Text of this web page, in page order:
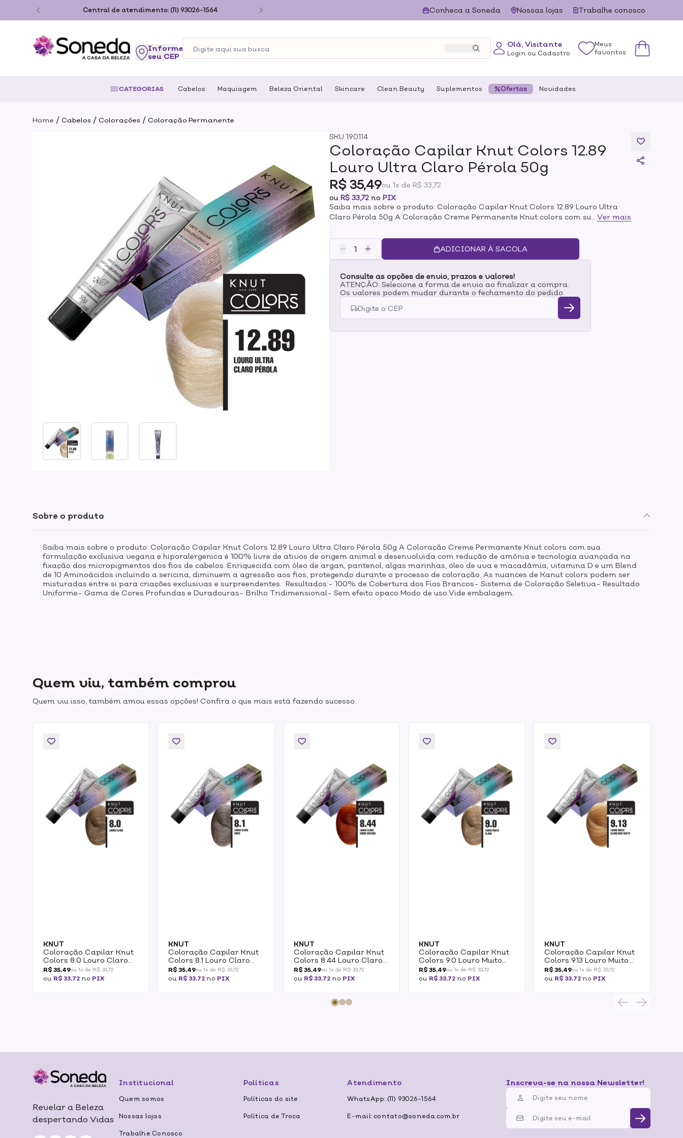
Central de atendimento: (11) 93026-1564 Conheca a Soneda Nossas lojas Trabalhe conosco
seu CEP
Olá, Visitante
Login ou Cadastro
Meus
favoritos
CATEGORIAS Cabelos Maquiagem Beleza Oriental Skincare Clean Beauty Suplementos Ofertas Novidades
Home / Cabelos / Colorações / Coloração Permanente
SKU190114
Coloração Capilar Knut Colors 12.89
Louro Ultra Claro Pérola 50g
R$ 35,49ou 1x de R$ 33,72
ouR$ 33,72 noPIX
Saiba mais sobre o produto: Coloração Capilar Knut Colors 12.89 Louro Ultra
Claro Pérola 50g A Coloração Creme Permanente Knut colors com sua
origem animal e desenvolvida com redução de amônia e tecnologia avançada
na fixação dos micropigmentos dos fios de cabelos. Enriquecida com óleo de
argan, pantenol, algas marinhas, óleo de uva e macadâmia, vitamina D e um
protegendo durante o processo de coloração. As nuances de Kanut colors
podem ser misturadas entre si para criações exclusivas e
surpreendentes. Resultados:- 100% de Cobertura dos Fios Brancos- Sistema
de Coloração Seletiva- Resultado Uniforme- Gama de Cores Profundas e
Duradouras- Brilho Tridimensional- Sem efeito opaco Modo de uso:Vide
embalagem.
Ver mais
ADICIONAR À SACOLA
Consulte as opções de envio, prazos e valores!
ATENÇÃO: Selecione a forma de envio ao finalizar a compra.
Os valores podem mudar durante o fechamento do pedido.
Sobre o produto
Saiba mais sobre o produto: Coloração Capilar Knut Colors 12.89 Louro Ultra Claro Pérola 50g A Coloração Creme Permanente Knut colors com sua
formulação exclusiva vegana e hiporalergenica é 100% livre de ativos de origem animal e desenvolvida com redução de amônia e tecnologia avançada na
fixação dos micropigmentos dos fios de cabelos. Enriquecida com óleo de argan, pantenol, algas marinhas, óleo de uva e macadâmia, vitamina D e um Blend
de 10 Aminoácidos incluindo a sericina, diminuem a agressão aos fios, protegendo durante o processo de coloração. As nuances de Kanut colors podem ser
misturadas entre si para criações exclusivas e surpreendentes. Resultados:- 100% de Cobertura dos Fios Brancos- Sistema de Coloração Seletiva- Resultado
Uniforme- Gama de Cores Profundas e Duradouras- Brilho Tridimensional- Sem efeito opaco Modo de uso:Vide embalagem.
Quem viu, também comprou
Quem viu isso, também amou essas opções! Confira o que mais está fazendo sucesso.
KNUT
Coloração Capilar Knut
Colors 8.0 Louro Claro
50g
R$ 35,49ou 1x de R$ 33,72
ou R$ 33,72 no PIX
KNUT
Coloração Capilar Knut
Colors 8.1 Louro Claro
Cinza 50g
R$ 35,49ou 1x de R$ 33,72
ou R$ 33,72 no PIX
KNUT
Coloração Capilar Knut
Colors 8.44 Louro Claro
Cobre Intenso 50g
R$ 35,49ou 1x de R$ 33,72
ou R$ 33,72no PIX
KNUT
Coloração Capilar Knut
Colors 9.0 Louro Muito
Claro 50g
R$ 35,49ou 1x de R$ 33,72
ou R$ 33,72 no PIX
KNUT
Coloração Capilar Knut
Colors 9.13 Louro Muito
Claro Bege Matte 50g
R$ 35,49ou 1x de R$ 33,72
ou R$ 33,72no PIX
Revelar a Beleza
despertando Vidas
Institucional
Quem somos
Nossas lojas
Trabalhe Conosco
Políticas
Políticas do site
Política de Troca
Atendimento
WhatsApp: (11) 93026-1564
E-mail: contato@soneda.com.br
Inscreva-se na nossa Newsletter!